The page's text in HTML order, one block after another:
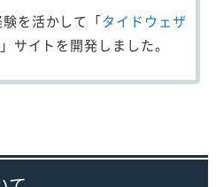
を活かして「タイドウェザ
」サイトを開発しました。